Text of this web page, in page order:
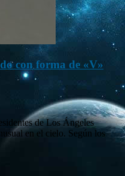
con forma de «V»
de Los Ángeles
en el cielo. Según los